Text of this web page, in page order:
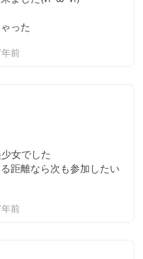
った
前
女でした
距離なら次も参加したい
前